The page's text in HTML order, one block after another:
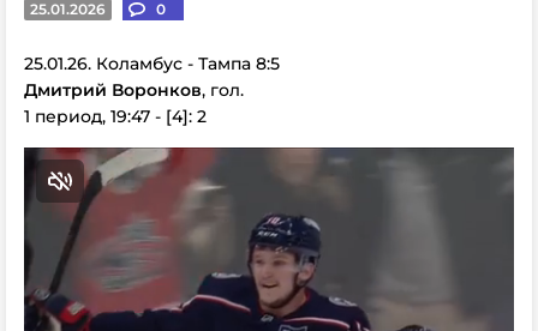
25.01.2026 0
25.01.26. Коламбус - Тампа 8:5
Дмитрий Воронков, гол.
1 период, 19:47 - [4]: 2